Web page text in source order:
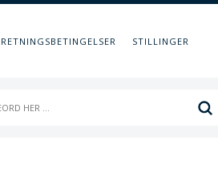
STILLINGER